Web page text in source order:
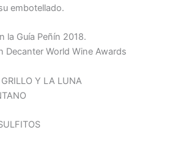
embotellado.
la Guía Peñín 2018.
Decanter World Wine Awards
Y LA LUNA